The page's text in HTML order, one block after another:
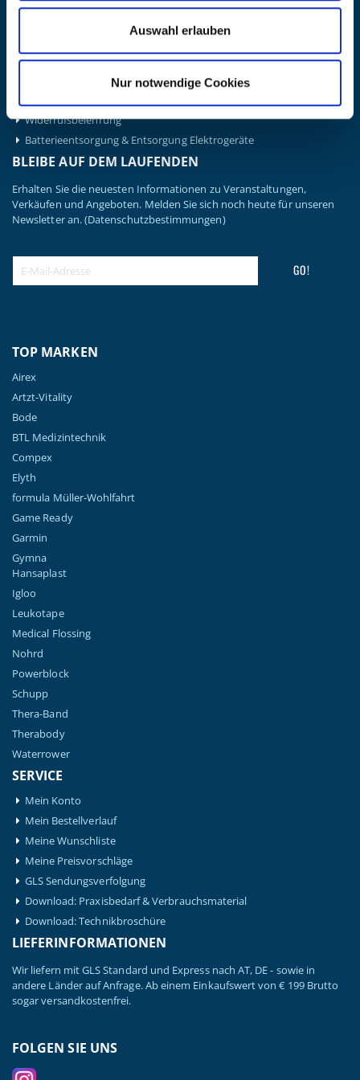
Auswahl erlauben
Nur notwendige Cookies
INFORMATIONEN
Preisvorschlag erstellen
Versandkosten & Lieferinformationen
Zahlungsbedingungen
Widerrufsbelehrung
Batterieentsorgung & Entsorgung Elektrogeräte
BLEIBE AUF DEM LAUFENDEN
Erhalten Sie die neuesten Informationen zu Veranstaltungen,
Verkäufen und Angeboten. Melden Sie sich noch heute für unseren
Newsletter an.(Datenschutzbestimmungen)
GO!
TOP MARKEN
Airex
Artzt-Vitality
Bode
BTL Medizintechnik
Compex
Elyth
formula Müller-Wohlfahrt
Game Ready
Garmin
Gymna
Hansaplast
Igloo
Leukotape
Medical Flossing
Nohrd
Powerblock
Schupp
Thera-Band
Therabody
Waterrower
SERVICE
Mein Konto
Mein Bestellverlauf
Meine Wunschliste
Meine Preisvorschläge
GLS Sendungsverfolgung
Download: Praxisbedarf & Verbrauchsmaterial
Download: Technikbroschüre
LIEFERINFORMATIONEN
Wir liefern mit GLS Standard und Express nach AT, DE - sowie in
andere Länder auf Anfrage. Ab einem Einkaufswert von € 199 Brutto
sogar versandkostenfrei.
FOLGEN SIE UNS